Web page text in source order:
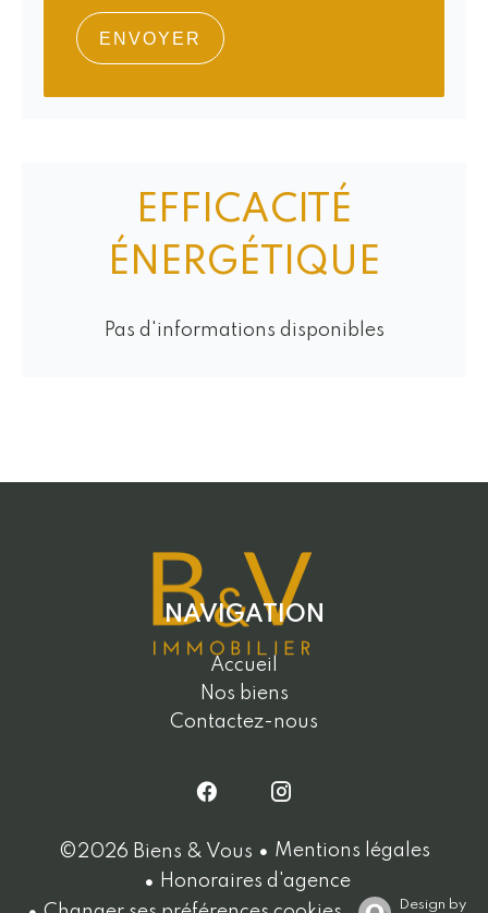
ENVOYER
EFFICACITÉ
ÉNERGÉTIQUE
Pas d'informations disponibles
NAVIGATION
Accueil
Nos biens
Contactez-nous
©2026 Biens & Vous
Mentions légales
Honoraires d'agence
Design by